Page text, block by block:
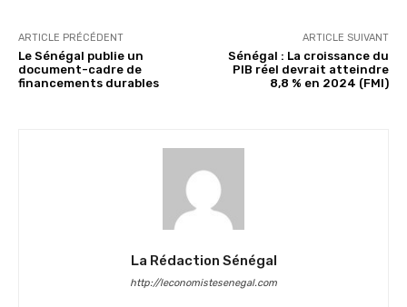
ARTICLE PRÉCÉDENT
Le Sénégal publie un
document-cadre de
financements durables
ARTICLE SUIVANT
Sénégal : La croissance du
PIB réel devrait atteindre
8,8 % en 2024 (FMI)
La Rédaction Sénégal
http://leconomistesenegal.com